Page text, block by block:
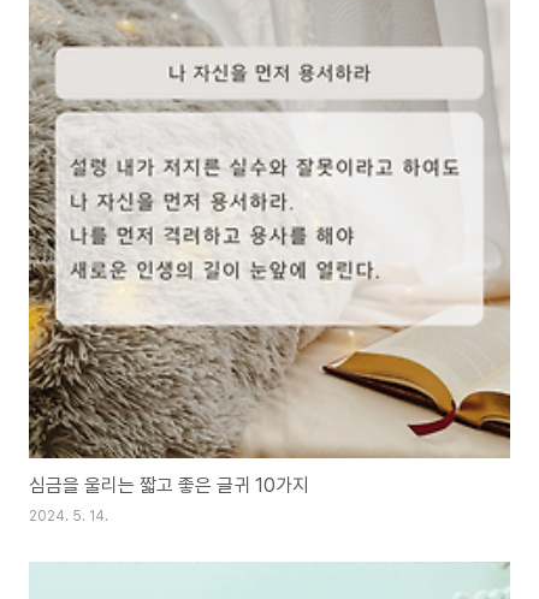
심금을 울리는 짧고 좋은 글귀 10가지
2024. 5. 14.